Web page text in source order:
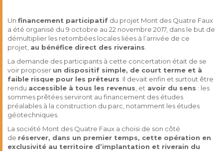
Un financement participatif du projet Mont des Quatre Faux
a été organisé du 9 octobre au 22 novembre 2017, dans le but de
démultiplier les retombées locales liées à l’arrivée de ce
projet, au bénéfice direct des riverains
La demande des participants à cette concertation était de se
voir proposer un dispositif simple, de court terme et à
faible risque pour les prêteurs . Il devait enfin et surtout être
rendu accessible à tous les revenus , et avoir du sens : les
sommes prêtées serviront au financement des études
préalables à la construction du parc, notamment les études
géotechniques.
La société Mont des Quatre Faux a choisi de son côté
de réserver, dans un premier temps, cette opération en
exclusivité au territoire d’implantation et riverain du